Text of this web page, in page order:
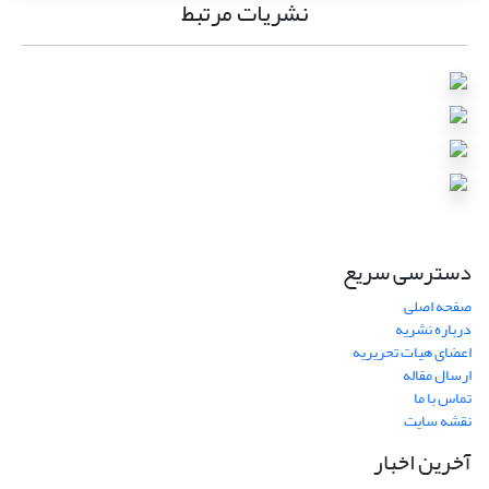
نشریات مرتبط
دسترسی سریع
صفحه اصلی
درباره نشریه
اعضای هیات تحریریه
ارسال مقاله
تماس با ما
نقشه سایت
آخرین اخبار